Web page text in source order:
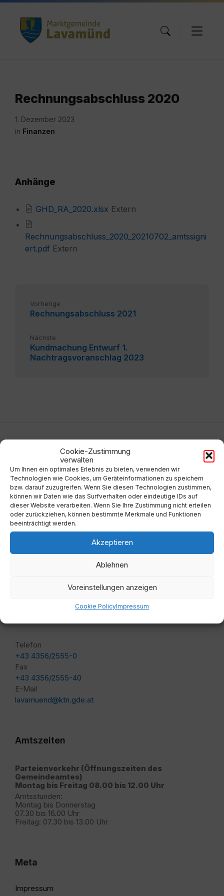
Cookie-Zustimmung
verwalten
Um Ihnen ein optimales Erlebnis zu bieten, verwenden wir
Technologien wie Cookies, um Geräteinformationen zu speichern
bzw. darauf zuzugreifen. Wenn Sie diesen Technologien zustimmen,
können wir Daten wie das Surfverhalten oder eindeutige IDs auf
dieser Website verarbeiten. Wenn Sie Ihre Zustimmung nicht erteilen
oder zurückziehen, können bestimmte Merkmale und Funktionen
beeinträchtigt werden.
Akzeptieren
Ablehnen
Voreinstellungen anzeigen
Cookie PolicyImpressum
Skip
content
Skip
navigation
Skip
footer
Rechnungsabschluss 2020
1. Dezember 2023
in Finanzen
Anhänge
GHD_RA_2020.xlsx Extern
Rechnungsabschluss_2020_20210702_amtssigni
ert.pdf Extern
Vorherige
Rechnungsabschluss 2021
Nächste
Kundmachung Entwurf 1.
Nachtragsvoranschlag 2023
Adresse
Marktgemeindeamt Lavamünd
Lavamünd 65, 9473 Lavamünd
Telefon
+43 4356/2555-0
Fax
+43 4356/2555-40
E-Mail
lavamuend@ktn.gde.at
Amtszeiten
Parteienverkehr (Öffnungszeiten des
Gemeindeamtes)
Montag bis Freitag 08.00 bis 12.00 Uhr
Amtsstunden:
Montag bis Donnerstag
07.30 bis 16.00 Uhr
Freitag: 07.30 bis 13.00 Uhr
Meta
Impressum